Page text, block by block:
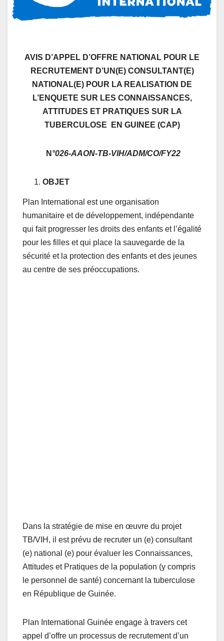
AVIS D’APPEL D’OFFRE NATIONAL POUR LE
RECRUTEMENT D’UN(E) CONSULTANT(E)
NATIONAL(E) POUR LA REALISATION DE
L’ENQUETE SUR LES CONNAISSANCES,
ATTITUDES ET PRATIQUES SUR LA
TUBERCULOSE EN GUINEE (CAP)
N °026-AAON-TB-VIH/ADM/CO/FY22
OBJET
Plan International est une organisation
humanitaire et de développement, indépendante
qui fait progresser les droits des enfants et l’égalité
pour les filles et qui place la sauvegarde de la
sécurité et la protection des enfants et des jeunes
au centre de ses préoccupations.
Dans la stratégie de mise en œuvre du projet
TB/VIH, il est prévu de recruter un (e) consultant
(e) national (e) pour évaluer les Connaissances,
Attitudes et Pratiques de la population (y compris
le personnel de santé) concernant la tuberculose
en République de Guinée.
Plan International Guinée engage à travers cet
appel d’offre un processus de recrutement d’un